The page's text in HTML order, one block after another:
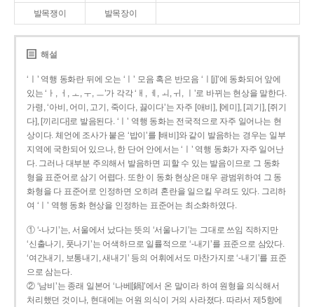
발목쟁이 발목장이
해설
‘ㅣ’ 역행 동화란 뒤에 오는 ‘ㅣ’ 모음 혹은 반모음 ‘ㅣ[j]’에 동화되어 앞에
있는 ‘ㅏ, ㅓ, ㅗ, ㅜ, ㅡ’가 각각 ‘ㅐ, ㅔ, ㅚ, ㅟ, ㅣ’로 바뀌는 현상을 말한다.
가령, ‘아비, 어미, 고기, 죽이다, 끓이다’는 자주 [애비], [에미], [괴기], [쥐기
다], [끼리다]로 발음된다. ‘ㅣ’ 역행 동화는 전국적으로 자주 일어나는 현
상이다. 체언에 조사가 붙은 ‘밥이’를 [배비]와 같이 발음하는 경우는 일부
지역에 국한되어 있으나, 한 단어 안에서는 ‘ㅣ’ 역행 동화가 자주 일어난
다. 그러나 대부분 주의해서 발음하면 피할 수 있는 발음이므로 그 동화
형을 표준어로 삼기 어렵다. 또한 이 동화 현상은 매우 광범위하여 그 동
화형을 다 표준어로 인정하면 오히려 혼란을 일으킬 우려도 있다. 그리하
여 ‘ㅣ’ 역행 동화 현상을 인정하는 표준어는 최소화하였다.
① ‘-나기’는, 서울에서 났다는 뜻의 ‘서울나기’는 그대로 쓰임 직하지만
‘신출나기, 풋나기’는 어색하므로 일률적으로 ‘-내기’를 표준으로 삼았다.
‘여간내기, 보통내기, 새내기’ 등의 어휘에서도 마찬가지로 ‘-내기’를 표준
으로 삼는다.
② ‘남비’는 종래 일본어 ‘나베[鍋]’에서 온 말이라 하여 원형을 의식해서
처리했던 것이나, 현대에는 어원 의식이 거의 사라졌다. 따라서 제5항에